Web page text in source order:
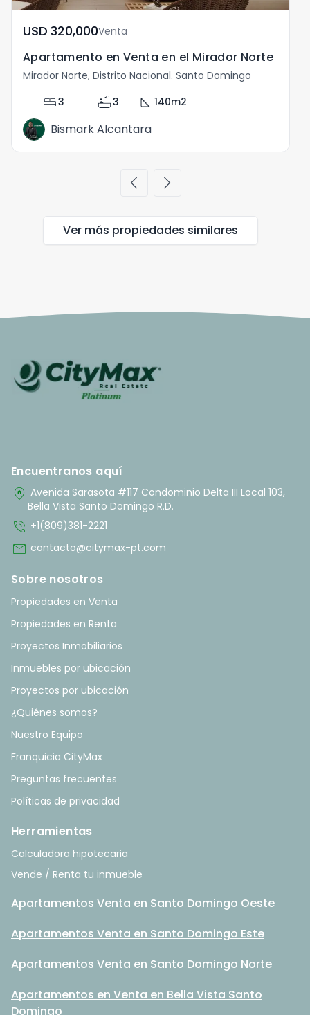
USD	320,000Venta
Apartamento en Venta en el Mirador Norte
Mirador Norte, Distrito Nacional. Santo Domingo
bed3 bathtub3 square_foot 140m2
Bismark Alcantara
chevron_left chevron_right
Ver más propiedades similares
Encuentranos aquí
home_pin Avenida Sarasota #117 Condominio Delta III Local 103,
Bella Vista Santo Domingo R.D.
phone_in_talk +1(809)381-2221
mail contacto@citymax-pt.com
Sobre nosotros
Propiedades en Venta
Propiedades en Renta
Proyectos Inmobiliarios
Inmuebles por ubicación
Proyectos por ubicación
¿Quiénes somos?
Nuestro Equipo
Franquicia CityMax
Preguntas frecuentes
Políticas de privacidad
Herramientas
Calculadora hipotecaria
Vende / Renta tu inmueble
Apartamentos Venta en Santo Domingo Oeste
Apartamentos Venta en Santo Domingo Este
Apartamentos Venta en Santo Domingo Norte
Apartamentos en Venta en Bella Vista Santo
Domingo